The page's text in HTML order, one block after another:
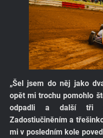
„Šel jsem do něj jako
opět mi trochu pomohlo
odpadli a další tři
Zadostiučiněním a
mi v posledním kole